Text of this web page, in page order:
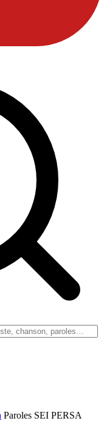
Paroles SEI PERSA